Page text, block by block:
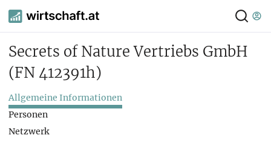
Secrets of Nature Vertriebs GmbH
(FN 412391h)
Allgemeine Informationen
Personen
Netzwerk